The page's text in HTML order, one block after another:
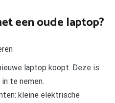
een oude laptop?
laptop koopt. Deze is
te nemen.
kleine elektrische